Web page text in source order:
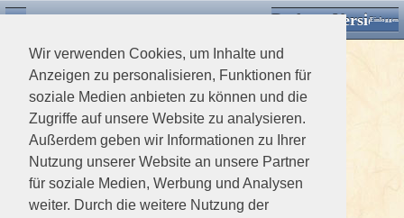
Wir verwenden Cookies, um Inhalte und
Anzeigen zu personalisieren, Funktionen für
soziale Medien anbieten zu können und die
Zugriffe auf unsere Website zu analysieren.
Außerdem geben wir Informationen zu Ihrer
Nutzung unserer Website an unsere Partner
für soziale Medien, Werbung und Analysen
weiter. Durch die weitere Nutzung der
Desktop VersionEinloggen